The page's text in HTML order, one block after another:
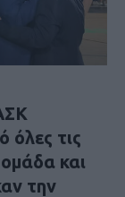
όλες τις
και
την